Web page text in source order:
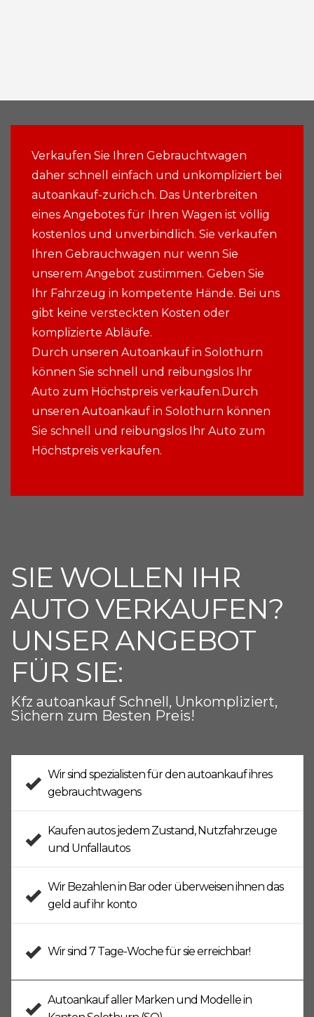
Verkaufen Sie Ihren Gebrauchtwagen
daher schnell einfach und unkompliziert bei
autoankauf-zurich.ch. Das Unterbreiten
eines Angebotes für Ihren Wagen ist völlig
kostenlos und unverbindlich. Sie verkaufen
Ihren Gebrauchwagen nur wenn Sie
unserem Angebot zustimmen. Geben Sie
Ihr Fahrzeug in kompetente Hände. Bei uns
gibt keine versteckten Kosten oder
komplizierte Abläufe.
Durch unseren Autoankauf in Solothurn
können Sie schnell und reibungslos Ihr
Auto zum Höchstpreis verkaufen.Durch
unseren Autoankauf in Solothurn können
Sie schnell und reibungslos Ihr Auto zum
Höchstpreis verkaufen.
SIE WOLLEN IHR
AUTO VERKAUFEN?
UNSER ANGEBOT
FÜR SIE:
Kfz autoankauf Schnell, Unkompliziert,
Sichern zum Besten Preis!
Wir sind spezialisten für denautoankaufihres
gebrauchtwagens
Kaufen autos jedem Zustand,Nutzfahrzeuge
und Unfallautos
WirBezahlen in Baroder überweisen ihnen das
geld auf ihr konto
Wir sind 7 Tage-Wochefür sie erreichbar!
Autoankauf aller Marken und Modelle in